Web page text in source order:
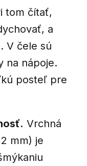
tom čítať,
a
V čele sú
na nápoje.
posteľ pre
Vrchná
mm) je